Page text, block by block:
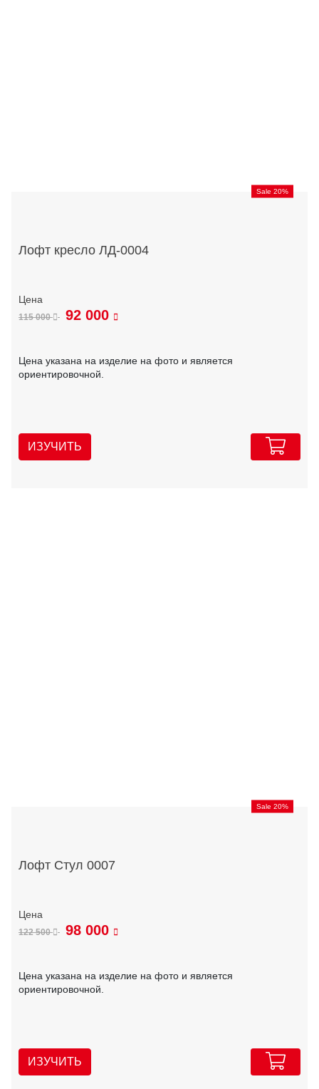
Sale 20%
Лофт кресло ЛД-0004
115 000 92 000
Цена указана на изделие на фото и является
ориентировочной.
ИЗУЧИТЬ
Sale 20%
Лофт Стул 0007
122 500 98 000
Цена указана на изделие на фото и является
ориентировочной.
ИЗУЧИТЬ